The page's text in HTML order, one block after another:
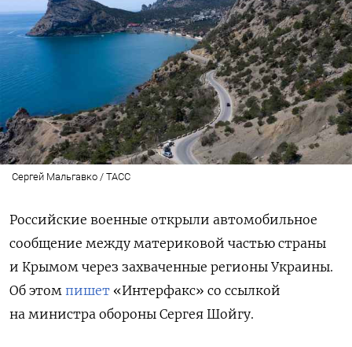
Сергей Мальгавко / ТАСС
Российские военные открыли автомобильное
сообщение между материковой частью страны
и Крымом через захваченные регионы Украины.
Об этом пишет «Интерфакс» со ссылкой
на министра обороны Сергея Шойгу.